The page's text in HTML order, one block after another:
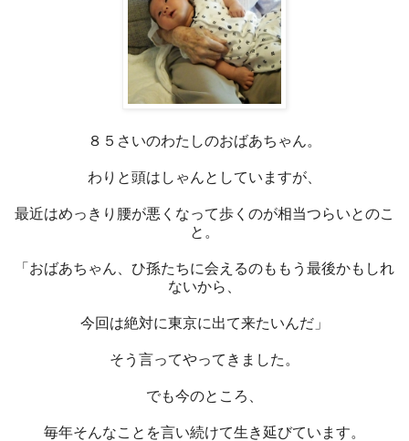
８５さいのわたしのおばあちゃん。
わりと頭はしゃんとしていますが、
最近はめっきり腰が悪くなって歩くのが相当つらいとのこ
と。
「おばあちゃん、ひ孫たちに会えるのももう最後かもしれ
ないから、
今回は絶対に東京に出て来たいんだ」
そう言ってやってきました。
でも今のところ、
毎年そんなことを言い続けて生き延びています。